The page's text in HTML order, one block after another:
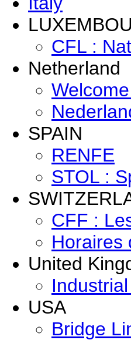
CFL :
Netherland
SPAIN
RENFE
STOL :
CFF :
Horaires
United
USA
Bridge